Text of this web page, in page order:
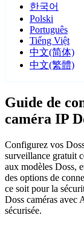
한국어
Polski
Português
Tiếng Việt
中文(简体)
中文(繁體)
Guide de
caméra IP
Configurez vos
surveillance gratuit
aux modèles Doss,
des options de
ce soit pour la
Doss caméras
sécurisée.